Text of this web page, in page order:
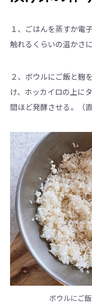
１、ごはんを蒸すか電
触れるくらいの温かさに
２、ボウルにご飯と麹
け、ホッカイロの上に
間ほど発酵させる。（
ボウルにご